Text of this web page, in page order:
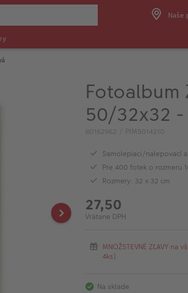
Naše
Fotoalbum
50/32x32 -
80162962 / PIM5014210
Samolepiaci/nalepovací
Pre 400 fotek o rozmeru
Rozmery: 32 x 32 cm
27,50
Vrátane DPH
MNOŽSTEVNÉ ZĽAVY
4ks)
Na sklade